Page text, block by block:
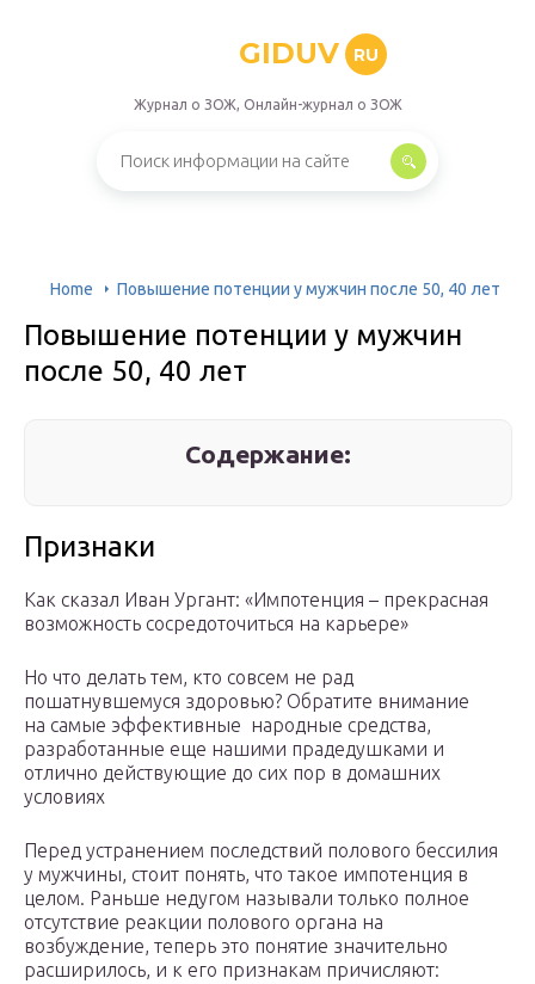
GIDUV RU
Журнал о ЗОЖ, Онлайн-журнал о ЗОЖ
Home Повышение потенции у мужчин после 50, 40 лет
Повышение потенции у мужчин
после 50, 40 лет
Содержание:
Признаки
Как сказал Иван Ургант: «Импотенция – прекрасная
возможность сосредоточиться на карьере»
Но что делать тем, кто совсем не рад
пошатнувшемуся здоровью? Обратите внимание
на самые эффективные народные средства,
разработанные еще нашими прадедушками и
отлично действующие до сих пор в домашних
условиях
Перед устранением последствий полового бессилия
у мужчины, стоит понять, что такое импотенция в
целом. Раньше недугом называли только полное
отсутствие реакции полового органа на
возбуждение, теперь это понятие значительно
расширилось, и к его признакам причисляют: